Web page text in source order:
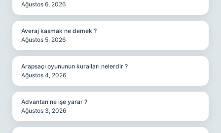
Ağustos 6, 2026
Averaj kasmak ne demek ?
Ağustos 5, 2026
Arapsaçı oyununun kuralları nelerdir ?
Ağustos 4, 2026
Advantan ne işe yarar ?
Ağustos 3, 2026